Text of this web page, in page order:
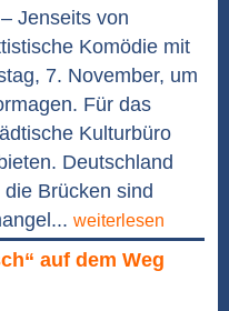
Jenseits von
Komödie mit
7. November, um
Für das
Kulturbüro
Deutschland
Brücken sind
weiterlesen
auf dem Weg